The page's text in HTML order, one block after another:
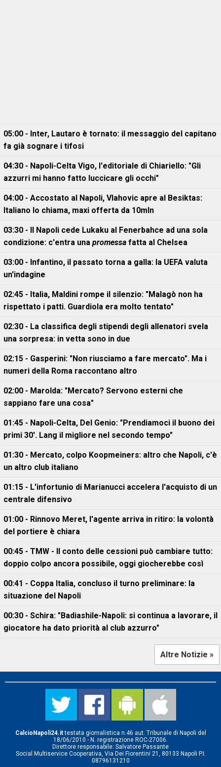
05:00 - Inter, Lautaro è tornato: il messaggio del capitano
fa già sognare i tifosi
04:30 - Napoli-Celta Vigo, l'editoriale di Chiariello: "Gli
azzurri mi hanno fatto luccicare gli occhi"
04:00 - Accostato al Napoli, Vlahovic apre al Besiktas:
Italiano lo chiama, maxi offerta da 10mln
03:30 - Il Napoli cede Lukaku al Fenerbahce ad una sola
condizione: c'entra una promessa fatta al Chelsea
03:00 - Infantino, il passato torna a galla: la UEFA valuta
un'indagine
02:45 - Italia, Maldini rompe il silenzio: "Malagò non ha
rispettato i patti. Guardiola era molto tentato"
02:30 - La classifica degli stipendi degli allenatori svela
una sorpresa: in vetta sono in due
02:15 - Gasperini: "Non riusciamo a fare mercato". Ma i
numeri della Roma raccontano altro
02:00 - Marolda: "Mercato? Servono esterni che
sappiano fare una cosa"
01:45 - Napoli-Celta, Del Genio: "Prendiamoci il buono dei
primi 30'. Lang il migliore nel secondo tempo"
01:30 - Mercato, colpo Koopmeiners: altro che Napoli, c'è
un altro club italiano
01:15 - L'infortunio di Marianucci accelera l'acquisto di un
centrale difensivo
01:00 - Rinnovo Meret, l'agente arriva in ritiro: la volontà
del portiere è chiara
00:45 - TMW - Il conto delle cessioni può cambiare tutto:
doppio colpo ancora possibile, oggi giocherebbe così
00:41 - Coppa Italia, concluso il turno preliminare: la
situazione del Napoli
00:30 - Schira: "Badiashile-Napoli: si continua a lavorare, il
giocatore ha dato priorità al club azzurro"
Altre Notizie »
CalcioNapoli24.ittestata giornalistica n.46 aut. Tribunale di Napoli del
18/06/2010 - N. registrazione ROC-27006.
Direttore responsabile: Salvatore Passante
Social Multiservice Cooperativa, Via Dei Fiorentini 21, 80133 Napoli P.I.
08796131210